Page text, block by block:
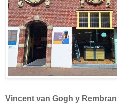
Vincent van Gogh y